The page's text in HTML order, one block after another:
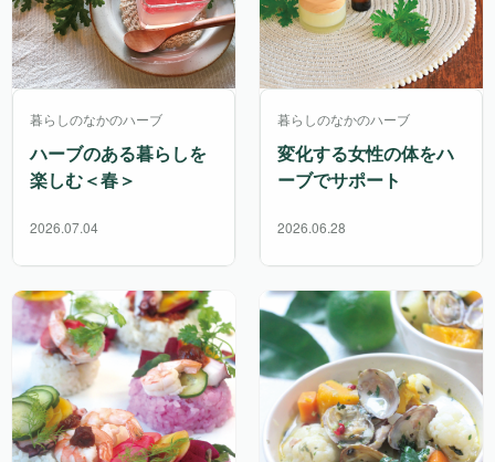
暮らしのなかのハーブ
ハーブのある暮らしを
楽しむ＜春＞
2026.07.04
暮らしのなかのハーブ
変化する女性の体をハ
ーブでサポート
2026.06.28